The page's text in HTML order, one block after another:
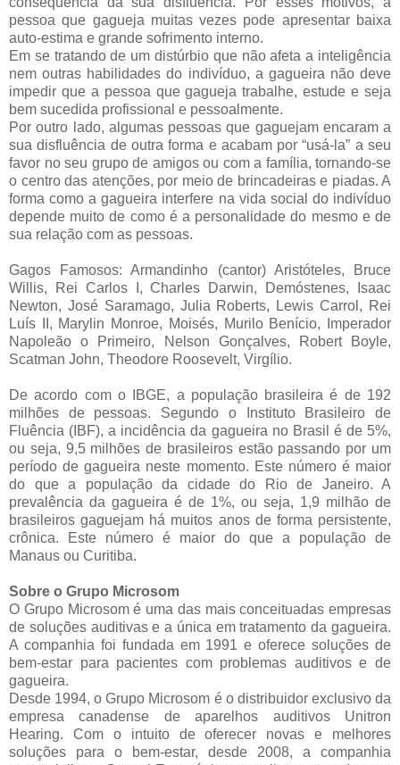
pessoa que gagueja muitas vezes pode apresentar baixa
auto-estima e grande sofrimento interno.
Em se tratando de um distúrbio que não afeta a inteligência
nem outras habilidades do indivíduo, a gagueira não deve
impedir que a pessoa que gagueja trabalhe, estude e seja
bem sucedida profissional e pessoalmente.
Por outro lado, algumas pessoas que gaguejam encaram a
sua disfluência de outra forma e acabam por “usá-la” a seu
favor no seu grupo de amigos ou com a família, tornando-se
o centro das atenções, por meio de brincadeiras e piadas. A
forma como a gagueira interfere na vida social do indivíduo
depende muito de como é a personalidade do mesmo e de
sua relação com as pessoas.
Gagos Famosos: Armandinho (cantor) Aristóteles, Bruce
Willis, Rei Carlos I, Charles Darwin, Demóstenes, Isaac
Newton, José Saramago, Julia Roberts, Lewis Carrol, Rei
Luís II, Marylin Monroe, Moisés, Murilo Benício, Imperador
Napoleão o Primeiro, Nelson Gonçalves, Robert Boyle,
Scatman John, Theodore Roosevelt, Virgílio.
De acordo com o IBGE, a população brasileira é de 192
milhões de pessoas. Segundo o Instituto Brasileiro de
Fluência (IBF), a incidência da gagueira no Brasil é de 5%,
ou seja, 9,5 milhões de brasileiros estão passando por um
período de gagueira neste momento. Este número é maior
do que a população da cidade do Rio de Janeiro. A
prevalência da gagueira é de 1%, ou seja, 1,9 milhão de
brasileiros gaguejam há muitos anos de forma persistente,
crônica. Este número é maior do que a população de
Manaus ou Curitiba.
Sobre o Grupo Microsom
O Grupo Microsom é uma das mais conceituadas empresas
de soluções auditivas e a única em tratamento da gagueira.
A companhia foi fundada em 1991 e oferece soluções de
bem-estar para pacientes com problemas auditivos e de
gagueira.
Desde 1994, o Grupo Microsom é o distribuidor exclusivo da
empresa canadense de aparelhos auditivos Unitron
Hearing. Com o intuito de oferecer novas e melhores
soluções para o bem-estar, desde 2008, a companhia